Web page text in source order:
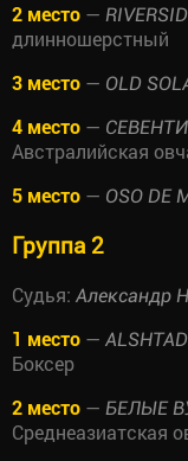
2 место —
длинношерстный
3 место — OLD
4 место —
Австралийская
5 место — OSO DE
Группа 2
Судья: Александр
1 место —
Боксер
2 место — БЕЛЫЕ
Среднеазиатская